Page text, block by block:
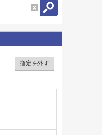
指定を外す